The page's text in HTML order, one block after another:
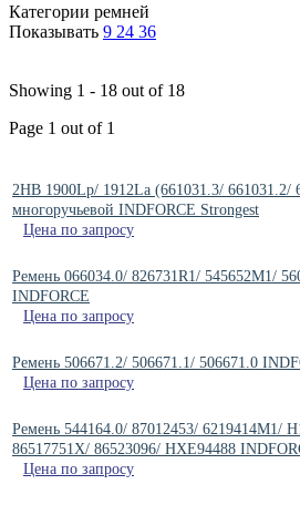
Категории ремней
Показывать 9 24 36
Showing 1 - 18 out of 18
Page 1 out of 1
2HB 1900Lp/ 1912La (661031.3/ 661031.2/
многоручьевой INDFORCE Strongest
Цена по запросу
Ремень 066034.0/ 826731R1/ 545652M1/
INDFORCE
Цена по запросу
Ремень 506671.2/ 506671.1/ 506671.0
Цена по запросу
Ремень 544164.0/ 87012453/ 6219414M1/
86517751X/ 86523096/ HXE94488
Цена по запросу